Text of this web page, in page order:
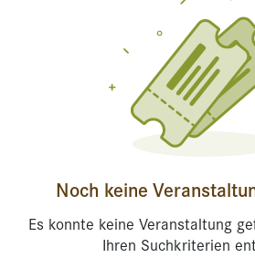
Noch keine
Es konnte keine Veranstaltung
Ihren Suchkriterien